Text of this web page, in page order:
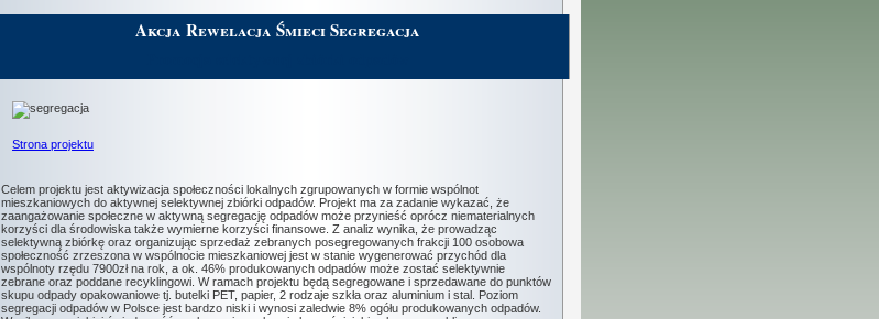
Akcja Rewelacja Śmieci Segregacja
Strona projektu
Celem projektu jest aktywizacja społeczności lokalnych zgrupowanych w formie wspólnot
mieszkaniowych do aktywnej selektywnej zbiórki odpadów. Projekt ma za zadanie wykazać, że
zaangażowanie społeczne w aktywną segregację odpadów może przynieść oprócz niematerialnych
korzyści dla środowiska także wymierne korzyści finansowe. Z analiz wynika, że prowadząc
selektywną zbiórkę oraz organizując sprzedaż zebranych posegregowanych frakcji 100 osobowa
społeczność zrzeszona w wspólnocie mieszkaniowej jest w stanie wygenerować przychód dla
wspólnoty rzędu 7900zł na rok, a ok. 46% produkowanych odpadów może zostać selektywnie
zebrane oraz poddane recyklingowi. W ramach projektu będą segregowane i sprzedawane do punktów
skupu odpady opakowaniowe tj. butelki PET, papier, 2 rodzaje szkła oraz aluminium i stal. Poziom
segregacji odpadów w Polsce jest bardzo niski i wynosi zaledwie 8% ogółu produkowanych odpadów.